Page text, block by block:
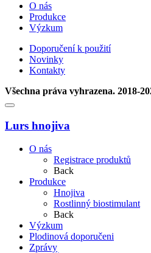
О nás
Produkce
Výzkum
Doporučení k použití
Novinky
Kontakty
Všechna práva vyhrazena. 2018-
Lurs hnojiva
О nás
Registrace produktů
Back
Produkce
Hnojiva
Rostlinný biostimulant
Back
Výzkum
Plodinová doporučeni
Zprávy